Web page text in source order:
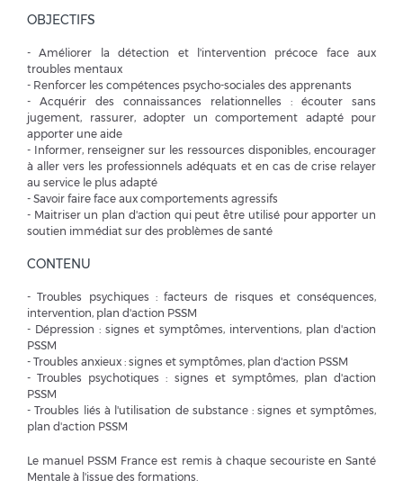
OBJECTIFS
- Améliorer la détection et l'intervention précoce face aux
troubles mentaux
- Renforcer les compétences psycho-sociales des apprenants
- Acquérir des connaissances relationnelles : écouter sans
jugement, rassurer, adopter un comportement adapté pour
apporter une aide
- Informer, renseigner sur les ressources disponibles, encourager
à aller vers les professionnels adéquats et en cas de crise relayer
au service le plus adapté
- Savoir faire face aux comportements agressifs
- Maitriser un plan d'action qui peut être utilisé pour apporter un
soutien immédiat sur des problèmes de santé
CONTENU
- Troubles psychiques : facteurs de risques et conséquences,
intervention, plan d'action PSSM
- Dépression : signes et symptômes, interventions, plan d'action
PSSM
- Troubles anxieux : signes et symptômes, plan d'action PSSM
- Troubles psychotiques : signes et symptômes, plan d'action
PSSM
- Troubles liés à l'utilisation de substance : signes et symptômes,
plan d'action PSSM
Le manuel PSSM France est remis à chaque secouriste en Santé
Mentale à l'issue des formations.